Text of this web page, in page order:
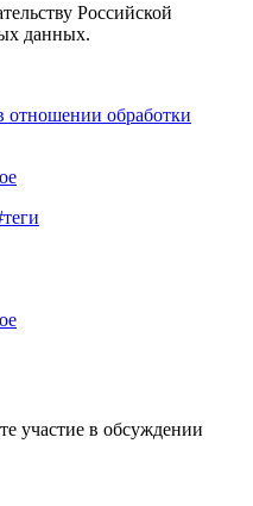
Российской
данных.
отношении обработки
участие в обсуждении